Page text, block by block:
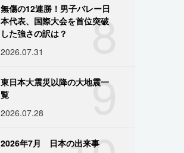
8
無傷の12連勝！男子バレー日
本代表、国際大会を首位突破
した強さの訳は？
2026.07.31
9
東日本大震災以降の大地震一
覧
2026.07.28
2026年7月 日本の出来事